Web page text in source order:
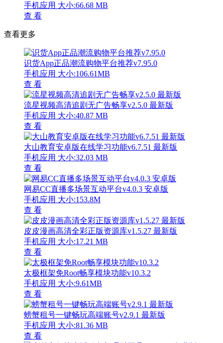
手机应用 大小:66.68 MB
查 看
查看更多
识货App正品潮流购物平台推荐v7.95.0
手机应用 大小:106.61MB
查 看
流星视频高清追剧无广告畅享v2.5.0 最新版
手机应用 大小:40.87 MB
查 看
大山教育安卓版在线学习功能v6.7.51 最新版
手机应用 大小:32.03 MB
查 看
网易CC直播多场景互动平台v4.0.3 安卓版
手机应用 大小:153.8M
查 看
皮皮漫画高清全彩正版资源库v1.5.27 最新版
手机应用 大小:17.21 MB
查 看
太极框架免Root畅享模块功能v10.3.2
手机应用 大小:9.61MB
查 看
螃蟹租号一键畅玩高端账号v2.9.1 最新版
手机应用 大小:81.36 MB
查 看